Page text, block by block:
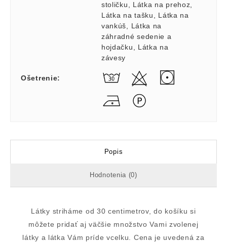
stoličku
Látka na prehoz
Látka na tašku
Látka na
vankúš
Látka na
záhradné sedenie a
hojdačku
Látka na
závesy
Ošetrenie:
Popis
Hodnotenia (0)
Látky striháme od 30 centimetrov, do košíku si
môžete pridať aj väčšie množstvo Vami zvolenej
látky a látka Vám príde vcelku. Cena je uvedená za